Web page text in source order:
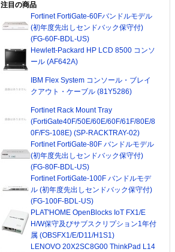
注目の商品
Fortinet FortiGate-60Fバンドルモデル
(初年度先出しセンドバック保守付)
(FG-60F-BDL-US)
Hewlett-Packard HP LCD 8500 コンソ
ール (AF642A)
IBM Flex System コンソール・ブレイ
クアウト・ケーブル (81Y5286)
Fortinet Rack Mount Tray
(FortiGate40F/50E/60E/60F/61F/80E/8
0F/FS-108E) (SP-RACKTRAY-02)
Fortinet FortiGate-80F バンドルモデル
(初年度先出しセンドバック保守付)
(FG-80F-BDL-US)
Fortinet FortiGate-100F バンドルモデ
ル (初年度先出しセンドバック保守付)
(FG-100F-BDL-US)
PLAT'HOME OpenBlocks IoT FX1/E
H/W保守及びサブスクリプション1年付
属 (OBSFX1/E/D11/H1S1)
LENOVO 20X2SC8G00 ThinkPad L14